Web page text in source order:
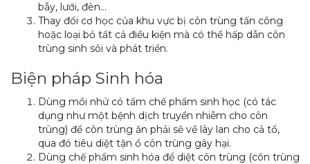
bẫy, lưới, đèn…
Thay đổi cơ học của khu vực bị côn trùng tấn công
hoặc loại bỏ tất cả điều kiện mà có thể hấp dẫn côn
trùng sinh sôi và phát triển.
Biện pháp Sinh hóa
Dùng mồi nhử có tẩm chế phẩm sinh học (có tác
dụng như một bệnh dịch truyền nhiễm cho côn
trùng) để côn trùng ăn phải sẽ về lây lan cho cả tổ,
qua đó tiêu diệt tận ổ côn trùng gây hại.
Dùng chế phẩm sinh hóa để diệt côn trùng (côn trùng